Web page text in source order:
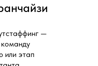
—
или этап